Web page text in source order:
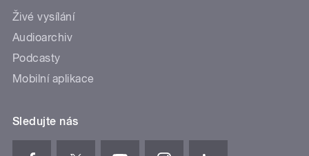
Živé vysílání
Audioarchiv
Podcasty
Mobilní aplikace
Sledujte nás